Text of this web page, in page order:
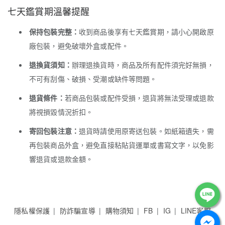
七天鑑賞期溫馨提醒
保持包裝完整： 收到商品後享有七天鑑賞期，請小心開啟原
廠包裝，避免破壞外盒或配件。
退換貨須知： 辦理退換貨時，商品及所有配件須完好無損，
不可有刮傷、破損、受潮或缺件等問題。
退貨條件： 若商品包裝或配件受損，退貨將無法受理或退款
將視損毀情況折扣。
寄回包裝注意： 退貨時請使用原寄送包裝。如紙箱遺失，需
再包裝商品外盒，避免直接粘貼貨運單或書寫文字，以免影
響退貨或退款金額。
隱私權保護 防詐騙宣導 購物須知 FB IG LINE客服